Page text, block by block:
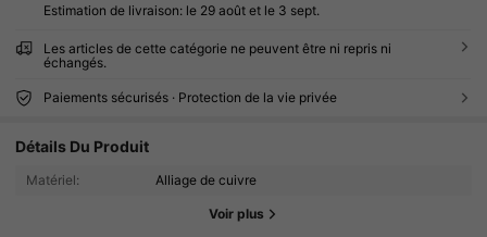
Estimation de livraison: le 29 août et le 3 sept.
Les articles de cette catégorie ne peuvent être ni repris ni
échangés.
Paiements sécurisés · Protection de la vie privée
Détails Du Produit
Matériel: Alliage de cuivre
Voir plus
25 Suiveurs